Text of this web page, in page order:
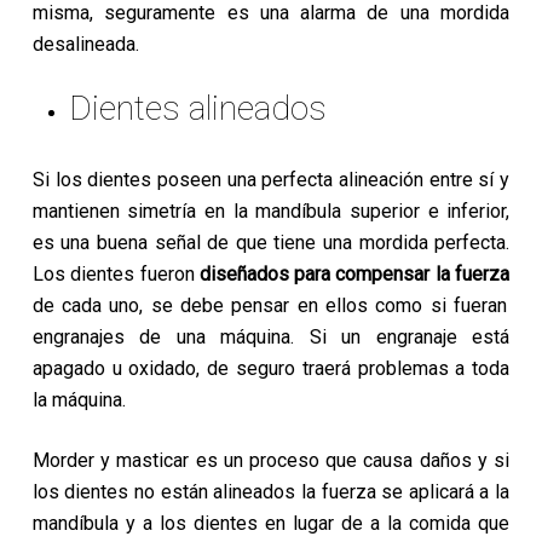
misma, seguramente es una alarma de una mordida
desalineada.
Dientes alineados
Si los dientes poseen una perfecta alineación entre sí y
mantienen simetría en la mandíbula superior e inferior,
es una buena señal de que tiene una mordida perfecta.
Los dientes fuerondiseñados para compensar la fuerza
de cada uno, se debe pensar en ellos como si fueran
engranajes de una máquina. Si un engranaje está
apagado u oxidado, de seguro traerá problemas a toda
la máquina.
Morder y masticar es un proceso que causa daños y si
los dientes no están alineados la fuerza se aplicará a la
mandíbula y a los dientes en lugar de a la comida que